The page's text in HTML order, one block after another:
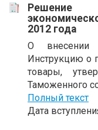
Решение
2012 года
О внесении
Инструкцию о
товары,
Таможенного
Полный текст
Дата